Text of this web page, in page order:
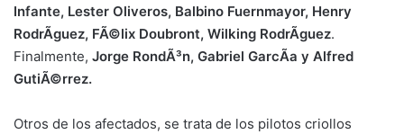
Infante, Lester Oliveros, Balbino Fuernmayor, Henry
RodrÃ­guez, FÃ©lix Doubront, Wilking RodrÃ­guez.
Finalmente, Jorge RondÃ³n, Gabriel GarcÃ­a y Alfred
GutiÃ©rrez.
Otros de los afectados, se trata de los pilotos criollos